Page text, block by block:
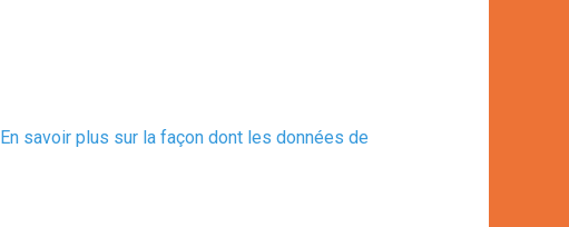
En savoir plus sur la façon dont les données de